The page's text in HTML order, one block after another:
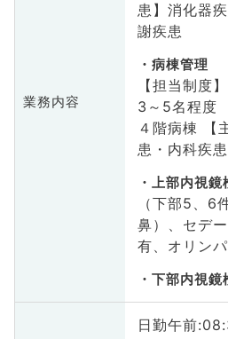
業務内容
患】消化器
謝疾患
病棟管理
【担当制度
3～5名程度
４階病棟 【
患・内科疾患
上部内視鏡
（下部5、6
鼻）、セデ
有、オリンパ
下部内視鏡
日勤午前